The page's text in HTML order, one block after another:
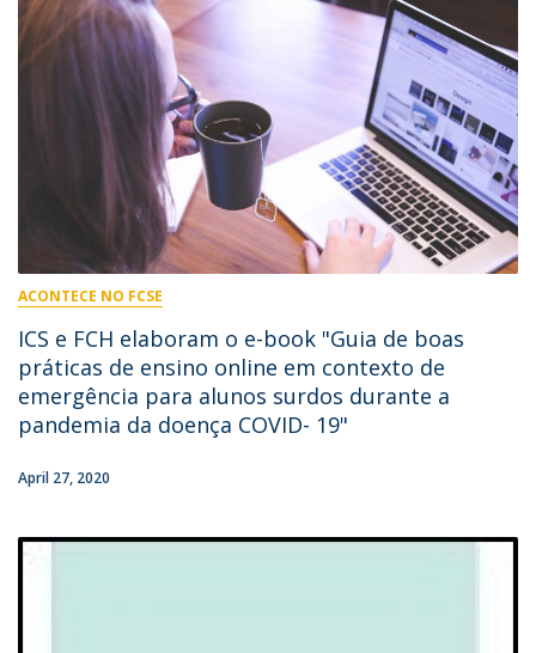
ACONTECE NO FCSE
ICS e FCH elaboram o e-book "Guia de boas
práticas de ensino online em contexto de
emergência para alunos surdos durante a
pandemia da doença COVID- 19"
April 27, 2020